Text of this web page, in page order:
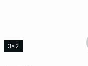
3x2